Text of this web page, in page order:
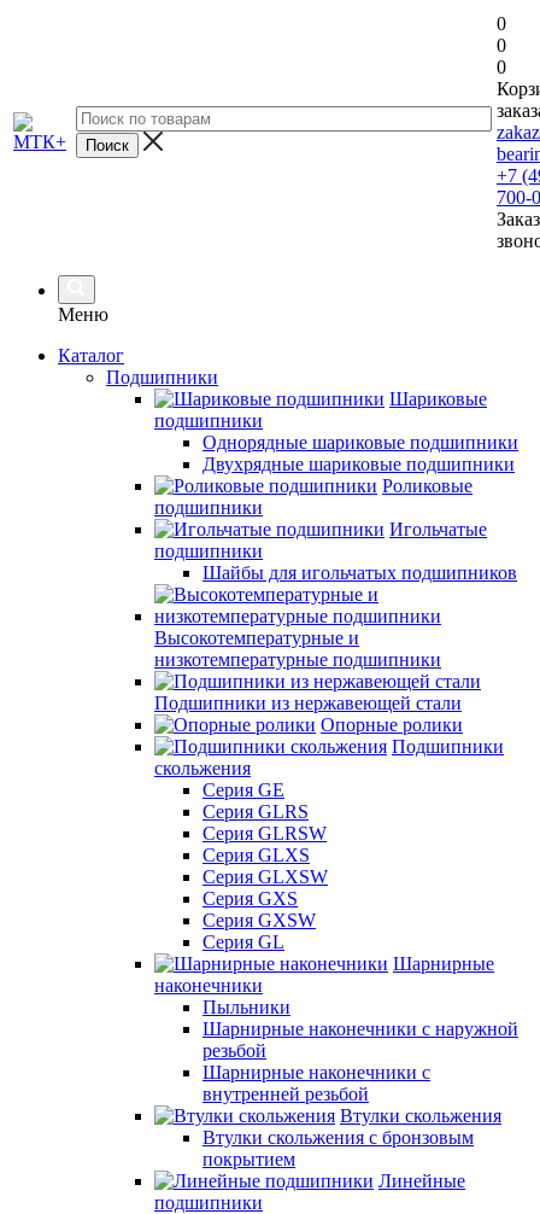
0
0
0
+7
700-
Меню
Каталог
Подшипники
Шариковые
подшипники
Однорядные шариковые подшипники
Двухрядные шариковые подшипники
Роликовые
подшипники
Игольчатые
подшипники
Шайбы для игольчатых подшипников
Высокотемпературные и
низкотемпературные подшипники
Подшипники из нержавеющей стали
Опорные ролики
Подшипники
скольжения
Серия GE
Серия GLRS
Серия GLRSW
Серия GLXS
Серия GLXSW
Серия GXS
Серия GXSW
Серия GL
Шарнирные
наконечники
Пыльники
Шарнирные наконечники с наружной
резьбой
Шарнирные наконечники с
внутренней резьбой
Втулки скольжения
Втулки скольжения с бронзовым
покрытием
Линейные
подшипники